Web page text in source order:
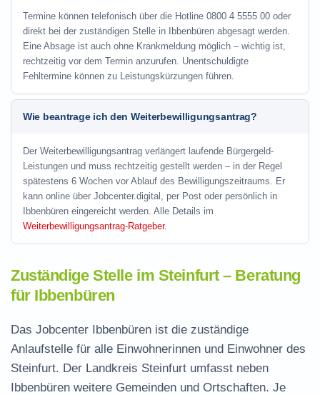
Termine können telefonisch über die Hotline 0800 4 5555 00 oder
direkt bei der zuständigen Stelle in Ibbenbüren abgesagt werden.
Eine Absage ist auch ohne Krankmeldung möglich – wichtig ist,
rechtzeitig vor dem Termin anzurufen. Unentschuldigte
Fehltermine können zu Leistungskürzungen führen.
Wie beantrage ich den Weiterbewilligungsantrag?
Der Weiterbewilligungsantrag verlängert laufende Bürgergeld-
Leistungen und muss rechtzeitig gestellt werden – in der Regel
spätestens 6 Wochen vor Ablauf des Bewilligungszeitraums. Er
kann online über Jobcenter.digital, per Post oder persönlich in
Ibbenbüren eingereicht werden. Alle Details im
Weiterbewilligungsantrag-Ratgeber.
Zuständige Stelle im Steinfurt – Beratung
für Ibbenbüren
Das Jobcenter Ibbenbüren ist die zuständige
Anlaufstelle für alle Einwohnerinnen und Einwohner des
Steinfurt. Der Landkreis Steinfurt umfasst neben
Ibbenbüren weitere Gemeinden und Ortschaften. Je